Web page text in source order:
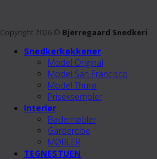
Copyright 2026 © Bjerregaard Snedkeri
Snedkerkøkkener
Model Original
Model San Francisco
Model Thurø
Priseksempler
Interiør
Bademøbler
Garderobe
MØBLER
TEGNESTUEN